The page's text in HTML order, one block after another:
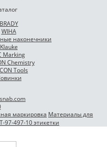
BRADY
WIHA
наконечники
Klauke
Marking
Chemistry
Tools
маркировка Материалы для
97-497-10 этикетки